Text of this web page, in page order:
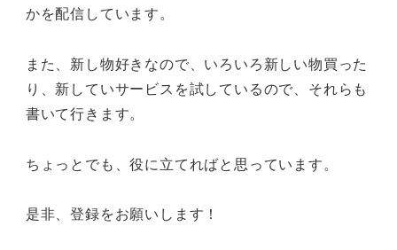
かを配信しています。
また、新し物好きなので、いろいろ新しい物買った
り、新していサービスを試しているので、それらも
書いて行きます。
ちょっとでも、役に立てればと思っています。
是非、登録をお願いします！